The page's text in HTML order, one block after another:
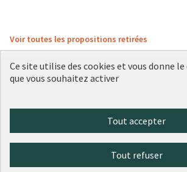
Voir toutes les propositions retirées
(Lien externe)
(Lien externe)
(Lien externe)
(Lien externe)
(Lien externe)
Ce site utilise des cookies et vous donne
que vous souhaitez activer
Tout accepter
Tout refuser